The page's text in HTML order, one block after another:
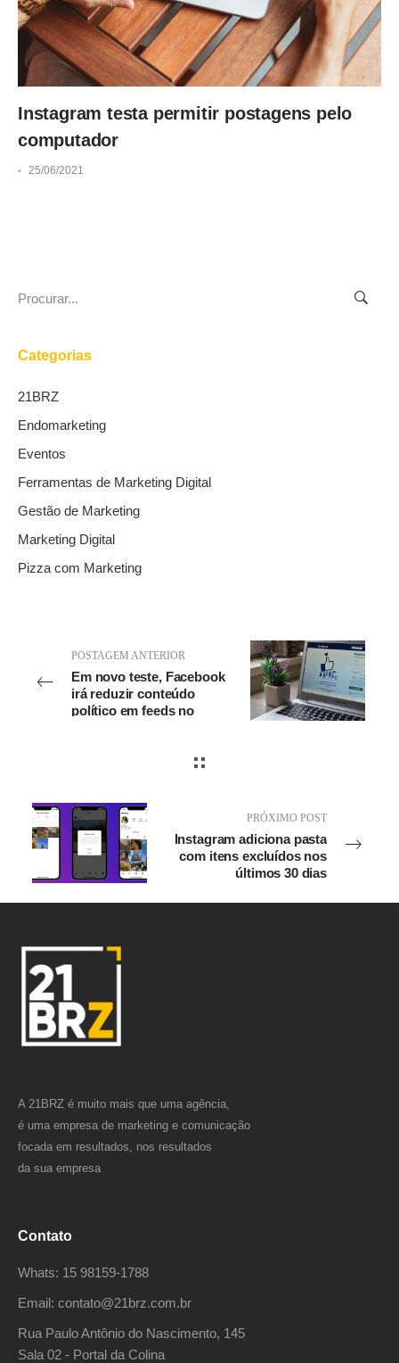
Instagram testa permitir postagens pelo
computador
- 25/06/2021
for:
Categorias
21BRZ
Endomarketing
Eventos
Ferramentas de Marketing Digital
Gestão de Marketing
Marketing Digital
Pizza com Marketing
POSTAGEM ANTERIOR
Em novo teste, Facebook
irá reduzir conteúdo
político em feeds no
PRÓXIMO POST
Instagram adiciona pasta
com itens excluídos nos
últimos 30 dias
A 21BRZ é muito mais que uma agência,
é uma empresa de marketing e comunicação
focada em resultados, nos resultados
da sua empresa
Contato
Whats: 15 98159-1788
Email: contato@21brz.com.br
Rua Paulo Antônio do Nascimento, 145
Sala 02 - Portal da Colina